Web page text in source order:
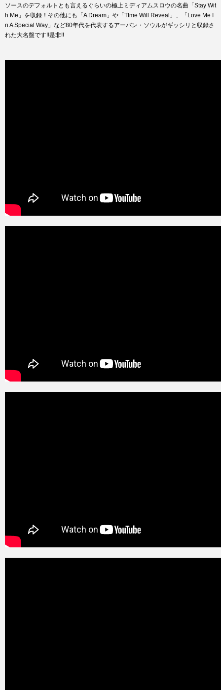
ソースのデフォルトとも言えるぐらいの極上ミディアムスロウの名曲「Stay Wit
h Me」を収録！その他にも「A Dream」や「TIme Will Reveal」、「Love Me I
n A Special Way」など80年代を代表するアーバン・ソウルがギッシリと収録さ
れた大名盤です!!是非!!